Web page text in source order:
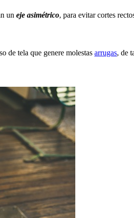
un eje asimétrico, para evitar cortes
de tela que genere molestas arrugas, de